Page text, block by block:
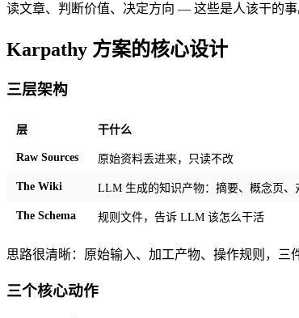
读文章、判断价值、决定方向 — 这些是人该干的
Karpathy 方案的核心设计
三层架构
层 干什么
Raw Sources 原始资料丢进来，只读不改
The Wiki LLM 生成的知识产物：摘要、概念页、
The Schema 规则文件，告诉 LLM 该怎么干活
思路很清晰：原始输入、加工产物、操作规则，三
三个核心动作